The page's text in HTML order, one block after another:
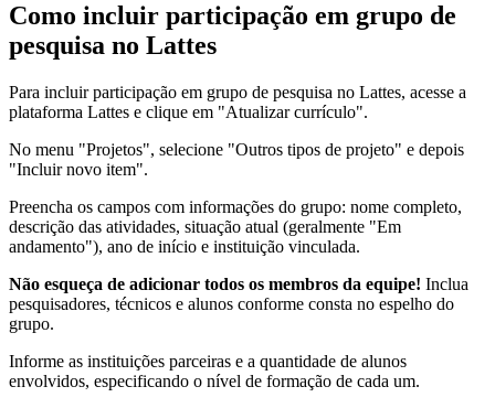
Como incluir participação em grupo de
pesquisa no Lattes
Para incluir participação em grupo de pesquisa no Lattes, acesse a
plataforma Lattes e clique em "Atualizar currículo".
No menu "Projetos", selecione "Outros tipos de projeto" e depois
"Incluir novo item".
Preencha os campos com informações do grupo: nome completo,
descrição das atividades, situação atual (geralmente "Em
andamento"), ano de início e instituição vinculada.
Não esqueça de adicionar todos os membros da equipe! Inclua
pesquisadores, técnicos e alunos conforme consta no espelho do
grupo.
Informe as instituições parceiras e a quantidade de alunos
envolvidos, especificando o nível de formação de cada um.